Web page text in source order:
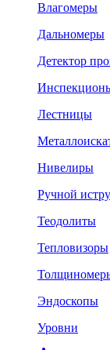
Влагомеры
Дальномеры
Детектор
Лестницы
Нивелиры
Ручной
Теодолиты
Тепловизоры
Эндоскопы
Уровни